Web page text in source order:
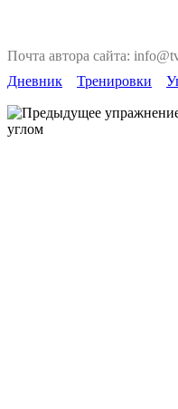
Почта автора сайта:
Дневник
Тренировки